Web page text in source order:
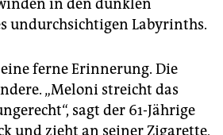
in den dunklen
undurchsichtigen Labyrinths.
ferne Erinnerung. Die
„Meloni streicht das
sagt der 61-Jährige
und zieht an seiner Zigarette,